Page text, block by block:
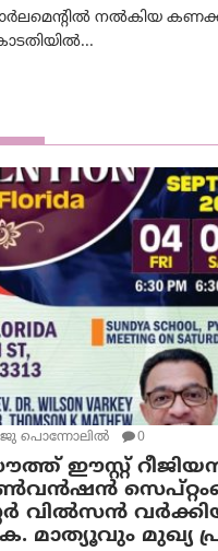
നൽകിയ
പൊന്നോലിൽ 0
ഈസ്റ്റ്
വിൽസൻ
മാത്യൂവും മുഖ്യ